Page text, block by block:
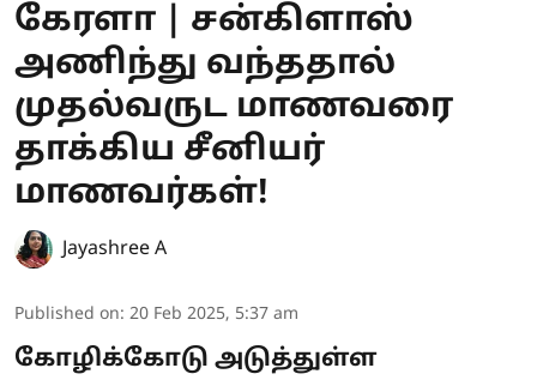
கேரளா | சன்கிளாஸ்
அணிந்து வந்ததால்
முதல்வருட மாணவரை
தாக்கிய சீனியர்
மாணவர்கள்!
Jayashree A
Published on: 20 Feb 2025, 5:37 am
கோழிக்கோடு அடுத்துள்ள